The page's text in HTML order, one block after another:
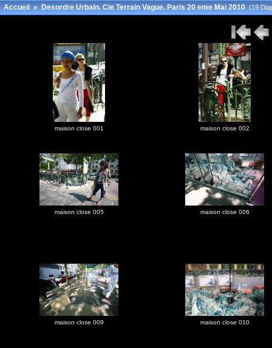
Accueil»Desordre Urbain. Cie Terrain Vague. Paris 20 eme Mai 2010 (19
maison close 001 maison close 002
maison close 005 maison close 006
maison close 009 maison close 010